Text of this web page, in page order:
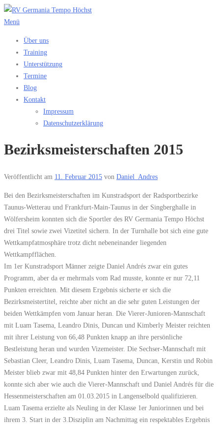
Zum
Inhalt
Menü
Über uns
Training
Unterstützung
Termine
Blog
Kontakt
Impressum
Datenschutzerklärung
Bezirksmeisterschaften 2015
Veröffentlicht am 11. Februar 2015 von Daniel_Andres
Bei den Bezirksmeisterschaften im Kunstradsport der Radsportbezirke
Taunus-Wetterau und Frankfurt-Main-Taunus in der Singberghalle in
Wölfersheim konnten sich die Sportler des RV Germania Tempo Höchst
drei Titel sowie zwei Vizetitel sichern. In der Turnhalle bot sich eine gute
Wettkampfatmosphäre trotz dicht nebeneinander liegenden
Wettkampfflächen.
Im 1er Kunstradsport Männer zeigte Daniel Andrés zwar ein gutes
Programm, aber da er mehrmals vom Rad musste, konnte er nur 72,11
Punkten erreichten. Mit diesem Ergebnis sicherte er sich die
Bezirksmeistertitel, reichte aber nicht an die sehr guten Leistungen der
beiden Wettkämpfen vom Januar heran. Die Vierer-Junioren-Mannschaft
mit Luam Tasema, Leandro Dinis, Duncan und Kimberly Meister reichten
mit ihrer Leistung von 66,48 Punkten knapp an ihre persönliche
Bestleistung heran und wurden Vizemeister. Die Sechser-Mannschaft mit
Sebastian Cleer, Leandro Dinis, Luam Tasema, Duncan, Kerstin und Robin
Meister blieb zwar mit 48,84 Punkten hinter den Erwartungen zurück,
konnte sich aber wie auch die Vierer-Mannschaft und Daniel Andrés für die
Hessenmeisterschaften am 01.03.2015 in Langenselbold qualifizieren.
Luam Tasema erzielte als Neuling in der Klasse 1er Juniorinnen und bei
ihrem 3. Start in der 3.Disziplin am Nachmittag ein respektables Ergebnis